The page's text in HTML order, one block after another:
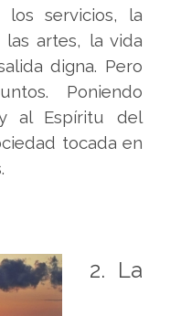
los servicios, la
las artes, la vida
digna. Pero
Poniendo
al Espíritu del
tocada en
2. La